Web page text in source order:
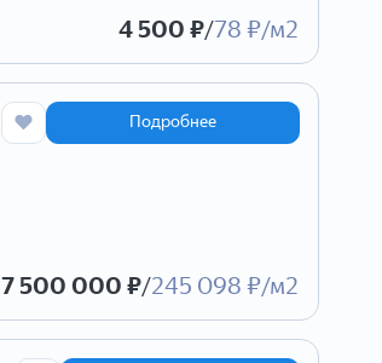
4 500 ₽/78 ₽/м2
Подробнее
7 500 000 ₽/245 098 ₽/м2